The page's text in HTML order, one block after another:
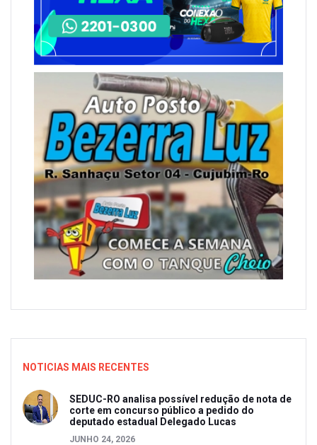
NOTICIAS MAIS RECENTES
SEDUC-RO analisa possível redução de nota de
corte em concurso público a pedido do
deputado estadual Delegado Lucas
JUNHO 24, 2026